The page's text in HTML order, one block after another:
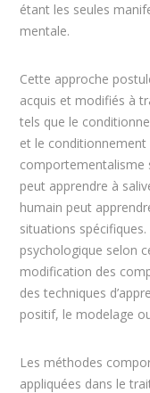
étant les seules
mentale.
Cette approche
acquis et modifiés à
tels que le
et le conditionnement
comportementalisme
peut apprendre à
humain peut
situations
psychologique selon
modification des
des techniques
positif, le modelage
Les méthodes
appliquées dans le